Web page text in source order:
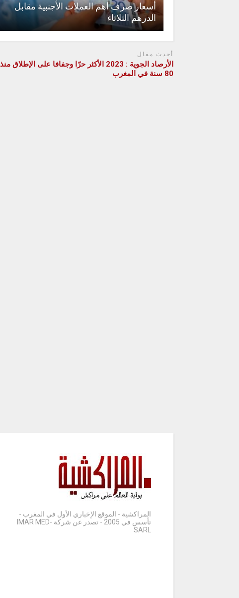
أسعار صرف أهم العملات الأجنبية مقابل
الدرهم الثلاثاء
أحدث مقال
الأرصاد الجوية : 2023 الأكثر حرّا وجفافا على الإطلاق منذ
80 سنة في المغرب
المراكشية - الموقع الإخباري الأول في المغرب -
تأسس في 2005 - تصدر عن شركة IMAR MED-
SARL